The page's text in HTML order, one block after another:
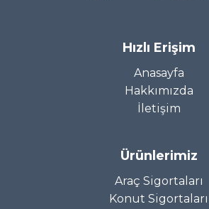
Hızlı Erişim
Anasayfa
Hakkımızda
İletişim
Ürünlerimiz
Araç Sigortaları
Konut Sigortaları